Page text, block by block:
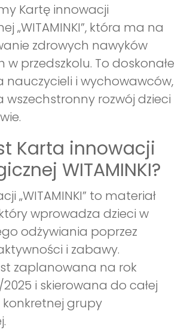
Kartę innowacji
„WITAMINKI”, która ma na
zdrowych nawyków
w przedszkolu. To doskonałe
nauczycieli i wychowawców,
wszechstronny rozwój dzieci
Karta innowacji
WITAMINKI?
„WITAMINKI” to materiał
wprowadza dzieci w
odżywiania poprzez
i zabawy.
zaplanowana na rok
i skierowana do całej
grupy